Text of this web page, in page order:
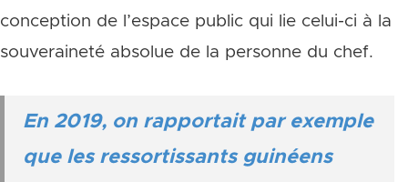
conception de l’espace public qui lie celui-ci à la
souveraineté absolue de la personne du chef.
En 2019, on rapportait par exemple
que les ressortissants guinéens